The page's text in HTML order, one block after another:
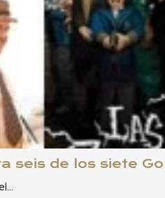
seis de los siete